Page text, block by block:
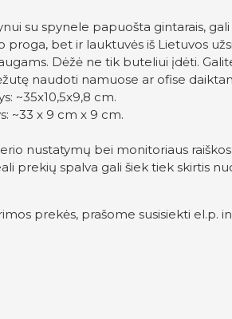
su spynele papuošta gintarais,
proga, bet ir lauktuvės iš Lietuvos
Dėžė ne tik buteliui įdėti.
naudoti namuose ar ofise
~35x10,5x9,8 cm.
~33 x 9 cm x 9 cm.
nustatymų bei monitoriaus
prekių spalva gali šiek tiek skirtis
prekės, prašome susisiekti el.p.